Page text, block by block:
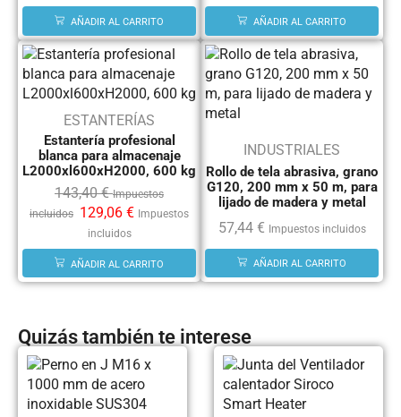
AÑADIR AL CARRITO AÑADIR AL CARRITO
ESTANTERÍAS
Estantería profesional
blanca para almacenaje
L2000xl600xH2000, 600 kg
143,40€ Impuestos
incluidos 129,06 € Impuestos
incluidos
AÑADIR AL CARRITO
INDUSTRIALES
Rollo de tela abrasiva, grano
G120, 200 mm x 50 m, para
lijado de madera y metal
57,44 € Impuestos incluidos
AÑADIR AL CARRITO
Quizás también te interese